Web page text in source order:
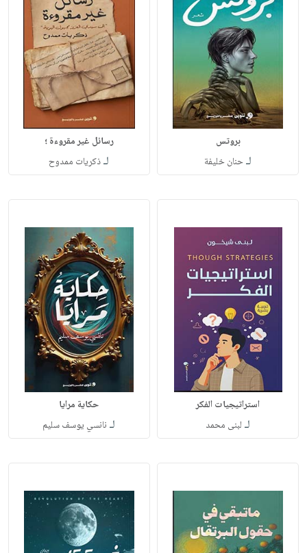
بروتس
لـحنان خليفة
رسائل غير مقروءة ؛
لـذكريات ممدوح
استراتيجيات الفكر
لـ لبنى محمد
حكاية مرايا
لـ نانسي يوسف سليم